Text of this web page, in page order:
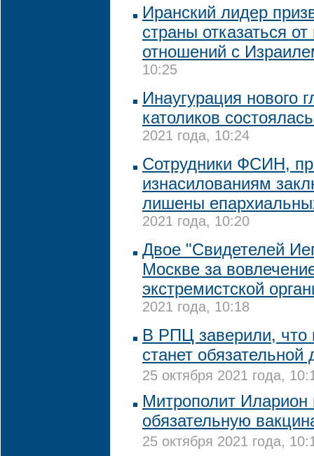
Иранский лидер
страны отказаться
отношений с
10:25
Инаугурация нового
католиков
2021 года, 10:24
Сотрудники ФСИН,
изнасилованиям
лишены
2021 года, 10:20
Двое "Свидетелей
Москве за
экстремистской
2021 года, 10:18
В РПЦ заверили, что
станет
25 октября 2021 года,
Митрополит Иларион
обязательную
25 октября 2021 года,